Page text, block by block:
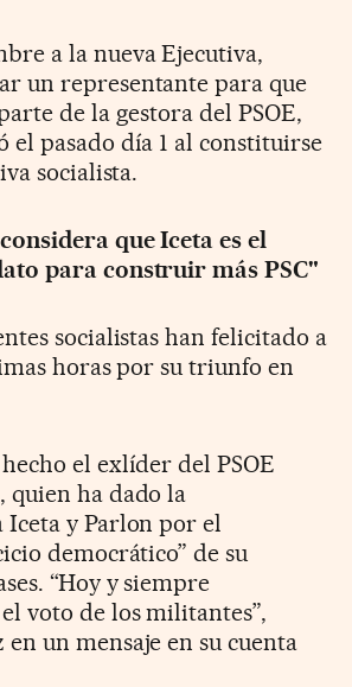
a la nueva Ejecutiva,
un representante para que
de la gestora del PSOE,
el pasado día 1 al constituirse
socialista.
que Iceta es el
para construir más PSC"
socialistas han felicitado a
horas por su triunfo en
el exlíder del PSOE
quien ha dado la
Iceta y Parlon por el
democrático” de su
“Hoy y siempre
voto de los militantes”,
en un mensaje en su cuenta